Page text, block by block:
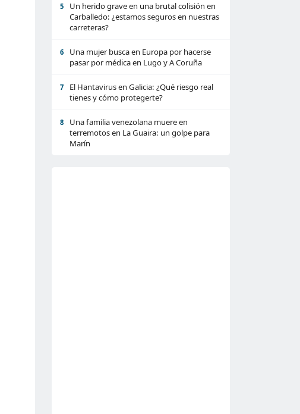
5
Un herido grave en una brutal colisión en
Carballedo: ¿estamos seguros en nuestras
carreteras?
6
Una mujer busca en Europa por hacerse
pasar por médica en Lugo y A Coruña
7
El Hantavirus en Galicia: ¿Qué riesgo real
tienes y cómo protegerte?
8
Una familia venezolana muere en
terremotos en La Guaira: un golpe para
Marín